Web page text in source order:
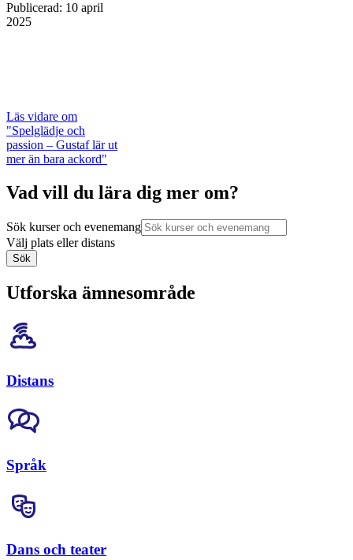
Publicerad: 10 april
2025
Läs vidare om
"Spelglädje och
passion – Gustaf lär ut
mer än bara ackord"
Vad vill du lära dig mer om?
Sök kurser och evenemang
Välj plats eller distans
Sök
Utforska ämnesområde
Distans
Språk
Dans och teater